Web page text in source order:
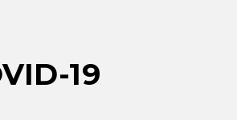
19